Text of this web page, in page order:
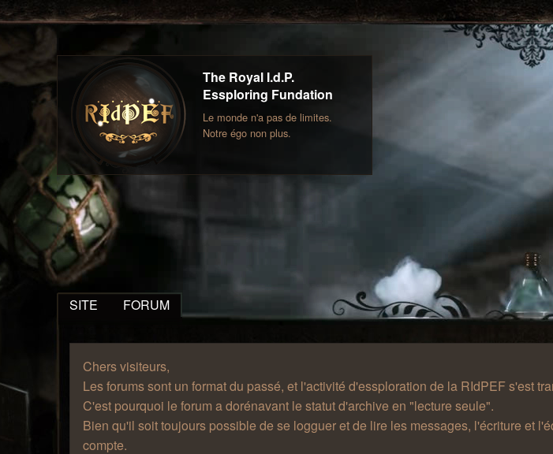
The Royal I.d.P.
Essploring Fundation
Le monde n'a pas de limites.
Notre égo non plus.
SITE FORUM
Chers visiteurs,
Les forums sont un format du passé, et l'activité d'essploration de la RIdPEF s'est
C'est pourquoi le forum a dorénavant le statut d'archive en "lecture seule".
Bien qu'il soit toujours possible de se logguer et de lire les messages, l'écriture et
compte.